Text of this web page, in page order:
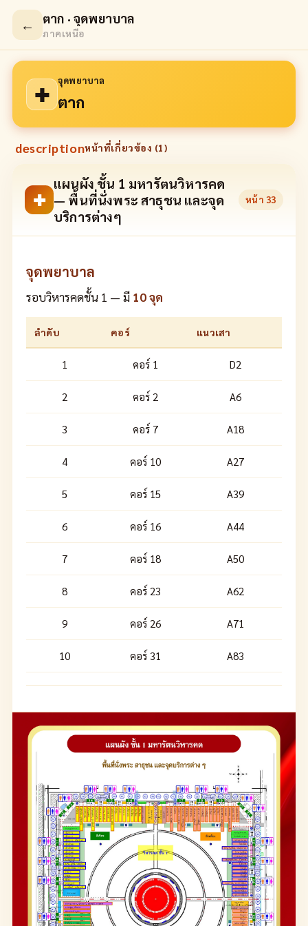
← ตาก · จุดพยาบาล
ภาคเหนือ
✚
จุดพยาบาล
ตาก
descriptionหน้าที่เกี่ยวข้อง (1)
✚
แผนผัง ชั้น 1 มหารัตนวิหารคด
— พื้นที่นั่งพระ สาธุชน และจุด
บริการต่างๆ
หน้า 33
จุดพยาบาล
รอบวิหารคดชั้น 1 — มี 10 จุด
ลำดับ คอร์ แนวเสา
1 คอร์ 1 D2
2 คอร์ 2 A6
3 คอร์ 7 A18
4 คอร์ 10 A27
5 คอร์ 15 A39
6 คอร์ 16 A44
7 คอร์ 18 A50
8 คอร์ 23 A62
9 คอร์ 26 A71
10 คอร์ 31 A83